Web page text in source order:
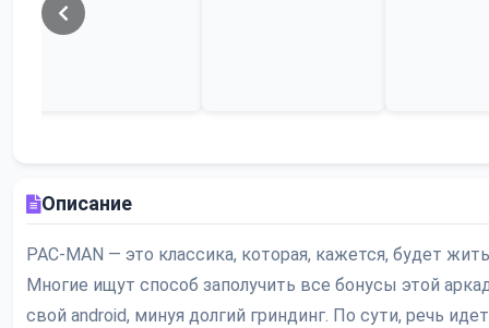
Описание
PAC-MAN — это классика, которая, кажется, будет
Многие ищут способ заполучить все бонусы этой
свой android, минуя долгий гриндинг. По сути, речь